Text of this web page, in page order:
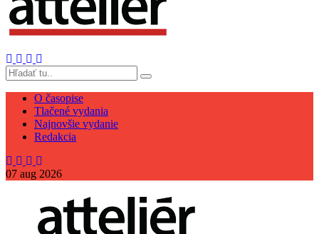
O časopise
Tlačené vydania
Najnovšie vydanie
Redakcia
07 aug 2026